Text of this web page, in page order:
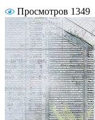
Просмотров 1349